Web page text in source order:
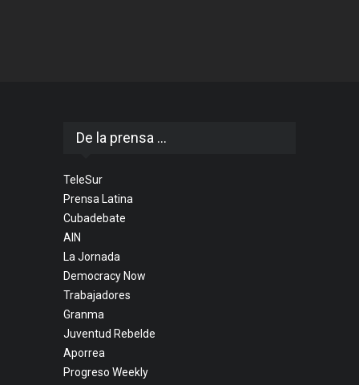
De la prensa ...
TeleSur
Prensa Latina
Cubadebate
AIN
La Jornada
Democracy Now
Trabajadores
Granma
Juventud Rebelde
Aporrea
Progreso Weekly